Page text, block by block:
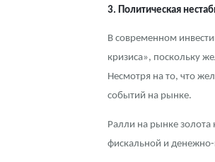
3. Политическая
В современном
кризиса», поскольку
Несмотря на то, что
событий на рынке.
Ралли на рынке
фискальной и